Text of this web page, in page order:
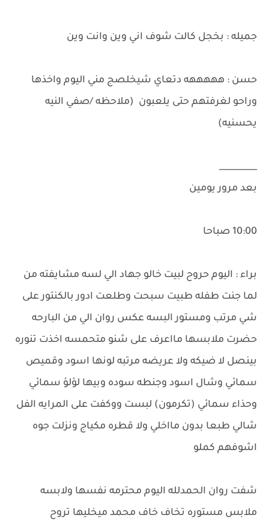
جميله : بخجل كالت شوف اني وين وانت وين
حسن : هههههه دتعاي شيخلصج مني اليوم واخذها
وراحو لغرفتهم حتى يلعبون (ملاحظه /صفي النيه
يحسنيه)
_________
بعد مرور يومين
10:00 صباحا
براء : اليوم حروح لبيت خالو جهاد الي لسه مشايفته من
لما جنت طفله طبيت سبحت وطلعت ادور بالكنتور على
شي مرتب ومستور البسه عكس روان الي من البارحه
حضرت ملابسها مااعرف على شنو متحمسه اخذت تنوره
بينصل لا ضيكه ولا عريضه مرتبه لونها اسود وقميص
سمائي وشال اسود وجنطه سوده وبيها لؤلؤ سمائي
وحذاء سمائي (تكرمون) لبست ووكفت على المرايه الفل
شالي طبعا بدون مااخلي ولا قطره مكياج ونزلت جوه
اشوفهم كملو
شفت روان الحمدلله اليوم محترمه نفسها ولابسه
ملابس مستوره تخاف خاف محمد ميخليها تروح